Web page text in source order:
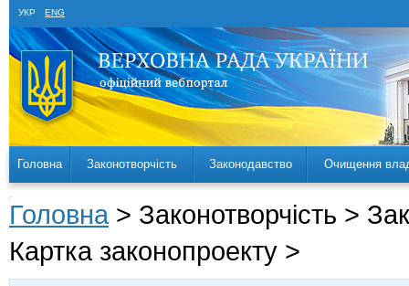
УКР ENG
Головна Законотворчість Законодавство Очищення
Головна > Законотворчість >
Картка законопроекту >